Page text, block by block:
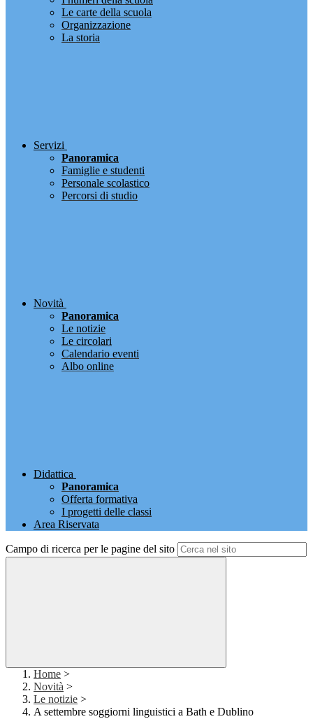
Le carte della scuola
Organizzazione
La storia
Servizi
Panoramica
Famiglie e studenti
Personale scolastico
Percorsi di studio
Novità
Panoramica
Le notizie
Le circolari
Calendario eventi
Albo online
Didattica
Panoramica
Offerta formativa
I progetti delle classi
Area Riservata
Campo di ricerca per le pagine del sito
Home >
Novità >
Le notizie >
A settembre soggiorni linguistici a Bath e Dublino